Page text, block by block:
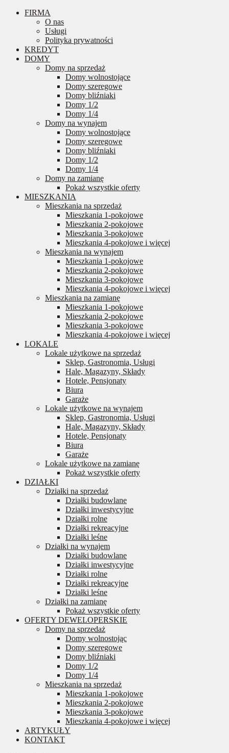
FIRMA
O nas
Usługi
Polityka prywatności
KREDYT
DOMY
Domy na sprzedaż
Domy wolnostojące
Domy szeregowe
Domy bliźniaki
Domy 1/2
Domy 1/4
Domy na wynajem
Domy wolnostojące
Domy szeregowe
Domy bliźniaki
Domy 1/2
Domy 1/4
Domy na zamianę
Pokaż wszystkie oferty
MIESZKANIA
Mieszkania na sprzedaż
Mieszkania 1-pokojowe
Mieszkania 2-pokojowe
Mieszkania 3-pokojowe
Mieszkania 4-pokojowe i więcej
Mieszkania na wynajem
Mieszkania 1-pokojowe
Mieszkania 2-pokojowe
Mieszkania 3-pokojowe
Mieszkania 4-pokojowe i więcej
Mieszkania na zamianę
Mieszkania 1-pokojowe
Mieszkania 2-pokojowe
Mieszkania 3-pokojowe
Mieszkania 4-pokojowe i więcej
LOKALE
Lokale użytkowe na sprzedaż
Sklep, Gastronomia, Usługi
Hale, Magazyny, Składy
Hotele, Pensjonaty
Biura
Garaże
Lokale użytkowe na wynajem
Sklep, Gastronomia, Usługi
Hale, Magazyny, Składy
Hotele, Pensjonaty
Biura
Garaże
Lokale użytkowe na zamianę
Pokaż wszystkie oferty
DZIAŁKI
Działki na sprzedaż
Działki budowlane
Działki inwestycyjne
Działki rolne
Działki rekreacyjne
Działki leśne
Działki na wynajem
Działki budowlane
Działki inwestycyjne
Działki rolne
Działki rekreacyjne
Działki leśne
Działki na zamianę
Pokaż wszystkie oferty
OFERTY DEWELOPERSKIE
Domy na sprzedaż
Domy wolnostojąc
Domy szeregowe
Domy bliźniaki
Domy 1/2
Domy 1/4
Mieszkania na sprzedaż
Mieszkania 1-pokojowe
Mieszkania 2-pokojowe
Mieszkania 3-pokojowe
Mieszkania 4-pokojowe i więcej
ARTYKUŁY
KONTAKT